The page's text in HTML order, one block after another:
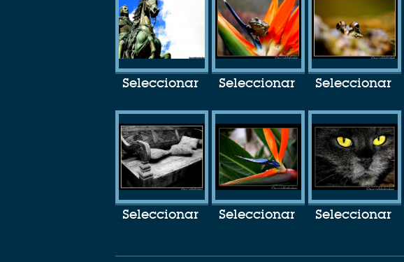
Seleccionar Seleccionar Seleccionar
Seleccionar Seleccionar Seleccionar